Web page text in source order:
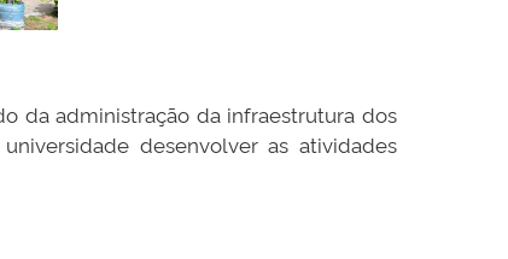
da administração da infraestrutura dos
desenvolver as atividades